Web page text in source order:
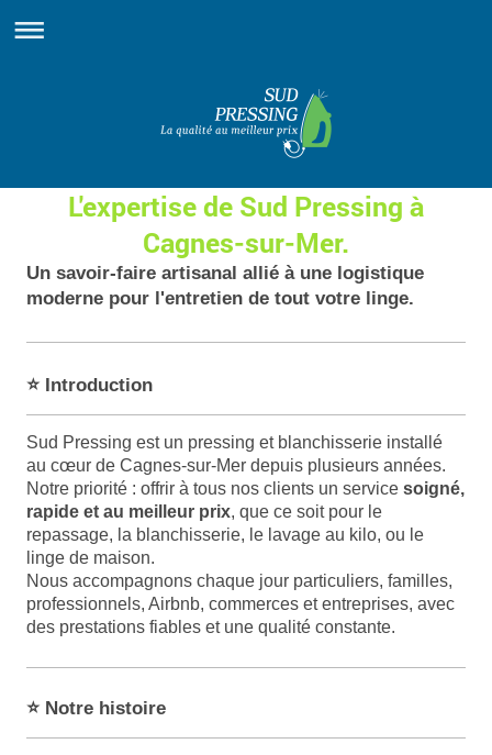
L'expertise de Sud Pressing à
Cagnes-sur-Mer.
Un savoir-faire artisanal allié à une logistique
moderne pour l'entretien de tout votre linge.
⭐ Introduction
Sud Pressing est un pressing et blanchisserie installé
au cœur de Cagnes-sur-Mer depuis plusieurs années.
Notre priorité : offrir à tous nos clients un service soigné,
rapide et au meilleur prix, que ce soit pour le
repassage, la blanchisserie, le lavage au kilo, ou le
linge de maison.
Nous accompagnons chaque jour particuliers, familles,
professionnels, Airbnb, commerces et entreprises, avec
des prestations fiables et une qualité constante.
⭐ Notre histoire